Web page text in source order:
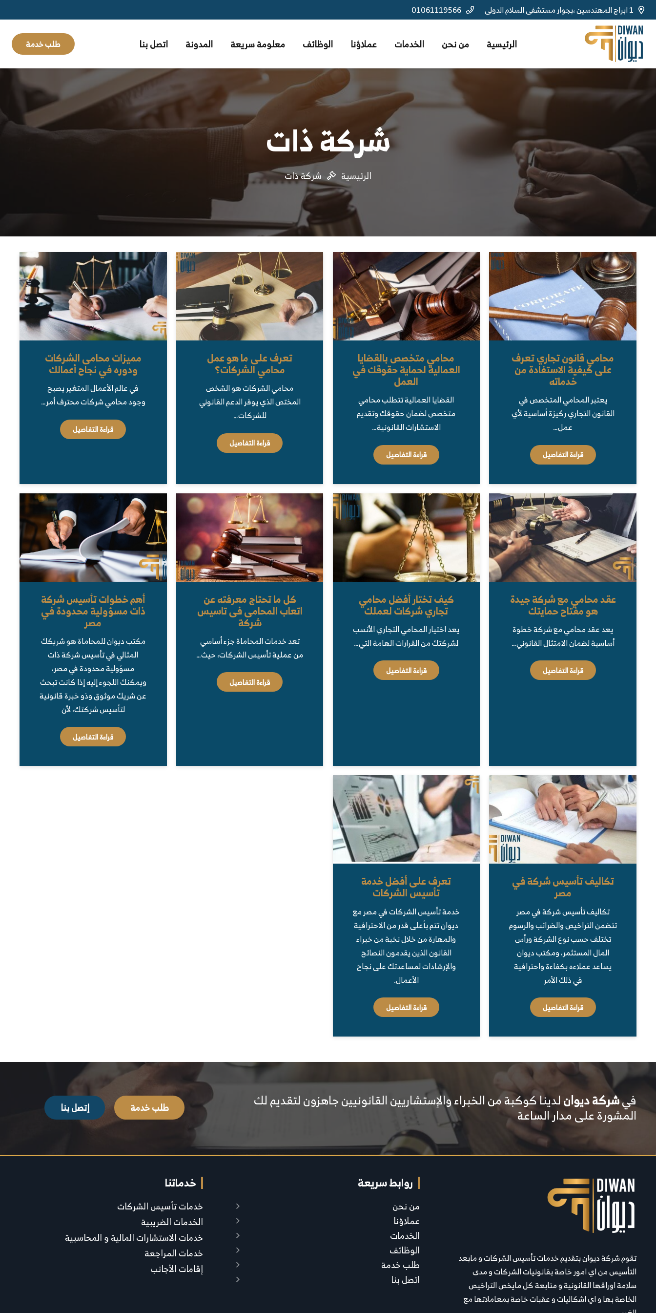
1 ابراج المهندسين ،بجوار مستشفى السلام الدولى 01061119566
الرئيسية من نحن الخدمات عملاؤنا الوظائف معلومة سريعة المدونة اتصل بنا طلب خدمة
شركة ذات
الرئيسية شركة ذات
محامي قانون تجاري تعرف
على كيفية الاستفادة من
خدماته
يعتبر المحامي المتخصص في
القانون التجاري ركيزة أساسية لأي
عمل…
قراءة التفاصيل
محامي متخصص بالقضايا
العمالية لحماية حقوقك في
العمل
القضايا العمالية تتطلب محامي
متخصص لضمان حقوقك وتقديم
الاستشارات القانونية…
قراءة التفاصيل
تعرف على ما هو عمل
محامي الشركات؟
محامي الشركات هو الشخص
المختص الذي يوفر الدعم القانوني
للشركات…
قراءة التفاصيل
مميزات محامى الشركات
ودوره في نجاح أعمالك
في عالم الأعمال المتغير يصبح
وجود محامي شركات محترف أمر…
قراءة التفاصيل
عقد محامي مع شركة جيدة
هو مفتاح حمايتك
يعد عقد محامي مع شركة خطوة
أساسية لضمان الامتثال القانوني…
قراءة التفاصيل
كيف تختار أفضل محامي
تجاري شركات لعملك
يعد اختيار المحامي التجاري الأنسب
لشركتك من القرارات الهامة التي…
قراءة التفاصيل
كل ما تحتاج معرفته عن
اتعاب المحامى فى تاسيس
شركة
تعد خدمات المحاماة جزء أساسي
من عملية تأسيس الشركات، حيث…
قراءة التفاصيل
أهم خطوات تأسيس شركة
ذات مسؤولية محدودة في
مصر
مكتب ديوان للمحاماة هو شريكك
المثالي في تأسيس شركة ذات
مسؤولية محدودة في مصر،
ويمكنك اللجوء إليه إذا كانت تبحث
عن شريك موثوق وذو خبرة قانونية
لتأسيس شركتك، لأن
قراءة التفاصيل
تكاليف تأسيس شركة في
مصر
تكاليف تأسيس شركة في مصر
تتضمن التراخيص والضرائب والرسوم
تختلف حسب نوع الشركة ورأس
المال المستثمر، ومكتب ديوان
يساعد عملاءه بكفاءة واحترافية
في ذلك الأمر
قراءة التفاصيل
تعرف على أفضل خدمة
تأسيس الشركات
خدمة تأسيس الشركات في مصر مع
ديوان تتم بأعلى قدر من الاحترافية
والمهارة من خلال نخبة من خبراء
القانون الذين يقدمون النصائح
والإرشادات لمساعدتك على نجاح
الأعمال.
قراءة التفاصيل
فيشركة ديوانلدينا كوكبة من الخبراء والإستشاريين القانونيين جاهزون لتقديم لك
المشورة على مدار الساعة طلب خدمة إتصل بنا
تقوم شركة ديوان بتقديم خدمات تأسيس الشركات و مابعد
التأسيس من اي امور خاصة بقانونيات الشركات و مدى
سلامة اوراقها القانونية و متابعة كل مايخص التراخيص
الخاصة بها و اي اشكاليات و عقبات خاصة بمعاملاتها مع
روابط سريعة
من نحن
عملاؤنا
الخدمات
الوظائف
طلب خدمة
اتصل بنا
خدماتنا
خدمات تأسيس الشركات
الخدمات الضريبية
خدمات الاستشارات المالية و المحاسبية
خدمات المراجعة
إقامات الأجانب